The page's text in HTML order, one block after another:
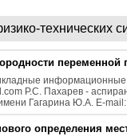
технических
информационные
Р.С. Пахарев -
Гагарина Ю.А. E-
определения